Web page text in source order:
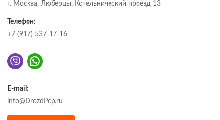
г. Москва, Люберцы, Котельнический проезд 13
Телефон:
+7 (917) 537-17-16
E-mail:
info@DrozdPcp.ru